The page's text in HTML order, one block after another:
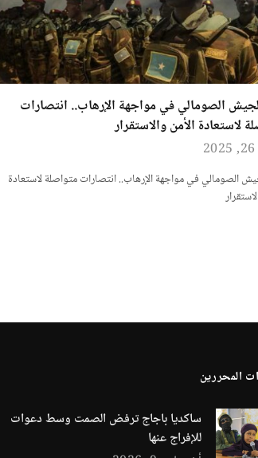
الصومالي في مواجهة الإرهاب.. انتصارات
لاستعادة الأمن والاستقرار
الصومالي في مواجهة الإرهاب.. انتصارات متواصلة لاستعادة
المحررين
ساكديا باجاج ترفض الصمت وسط دعوات
للإفراج عنها